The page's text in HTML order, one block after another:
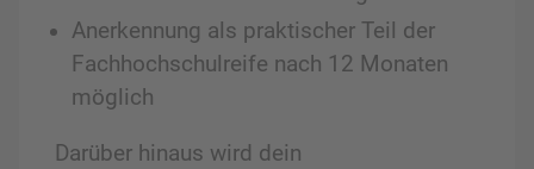
Anerkennung als praktischer Teil der
Fachhochschulreife nach 12 Monaten
möglich
Darüber hinaus wird dein